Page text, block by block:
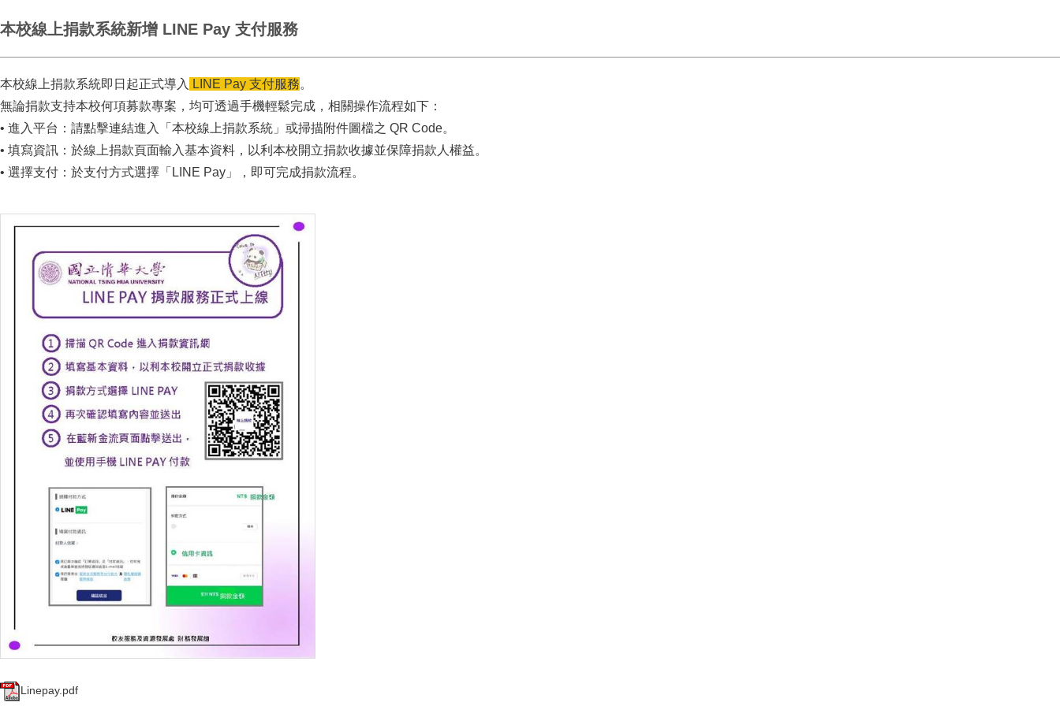
本校線上捐款系統新增 LINE Pay 支付服務
本校線上捐款系統即日起正式導入 LINE Pay 支付服務。
無論捐款支持本校何項募款專案，均可透過手機輕鬆完成，相關操作流程如下：
• 進入平台：請點擊連結進入「本校線上捐款系統」或掃描附件圖檔之 QR Code。
• 填寫資訊：於線上捐款頁面輸入基本資料，以利本校開立捐款收據並保障捐款人權益。
• 選擇支付：於支付方式選擇「LINE Pay」，即可完成捐款流程。
Linepay.pdf